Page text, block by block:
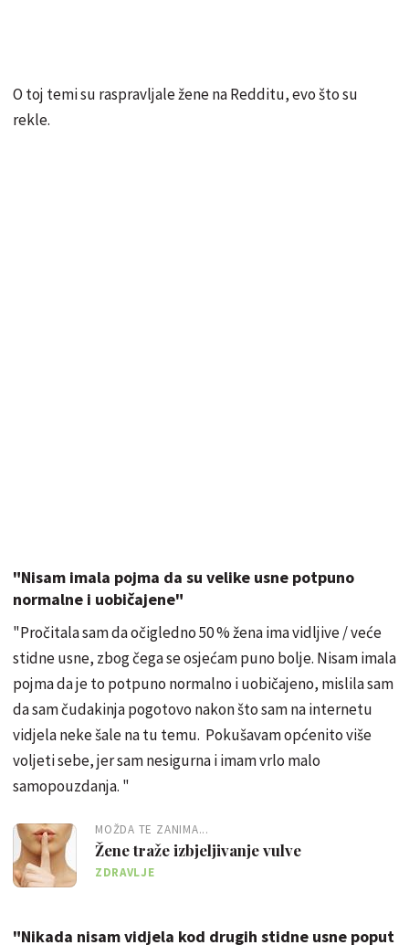
O toj temi su raspravljale žene na Redditu, evo što su
rekle.
"Nisam imala pojma da su velike usne potpuno
normalne i uobičajene"
"Pročitala sam da očigledno 50 % žena ima vidljive / veće
stidne usne, zbog čega se osjećam puno bolje. Nisam imala
pojma da je to potpuno normalno i uobičajeno, mislila sam
da sam čudakinja pogotovo nakon što sam na internetu
vidjela neke šale na tu temu. Pokušavam općenito više
voljeti sebe, jer sam nesigurna i imam vrlo malo
samopouzdanja. "
MOŽDA TE ZANIMA...
Žene traže izbjeljivanje vulve
ZDRAVLJE
"Nikada nisam vidjela kod drugih stidne usne poput